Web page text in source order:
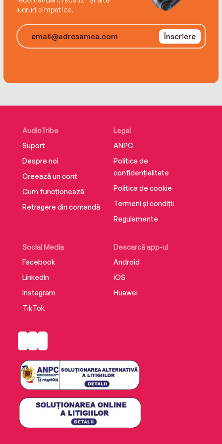
lucruri simpatice.
Înscriere
AudioTribe
Suport
Despre noi
Creează un cont
Cum funcționează
Retragere din comandă
Social Media
Facebook
LinkedIn
Instagram
TikTok
Descarcă app-ul
Android
iOS
Huawei
Legal
ANPC
Politica de
confidențialitate
Politica de cookie
Termeni și condiții
Regulamente